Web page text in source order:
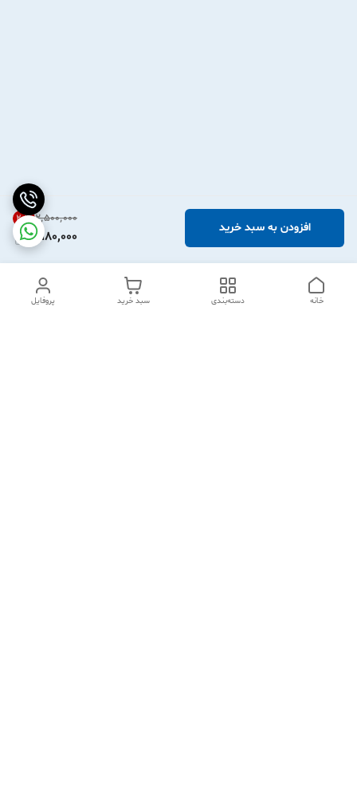
۲٬۵۰۰٬۰۰۰ 20%
1,980,000
افزودن به سبد خرید
پروفایل سبد خرید دسته‌بندی خانه